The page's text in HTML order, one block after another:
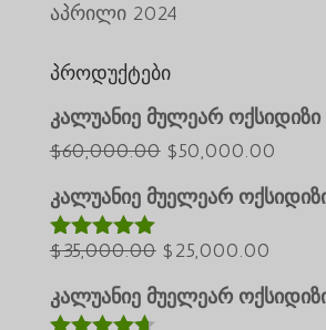
აპრილი 2024
პროდუქტები
კალუანიე მულეარ
$60,000.00 საწყისი
იყო:
$60,000.00.
$50,000.00
ფასია:
კალუანიე მუელეარ
შეფასებულ
დან
$35,000.00 საწყისი
იყო:
$25,000.00
ფასია:
კალუანიე მუელეარ العربية